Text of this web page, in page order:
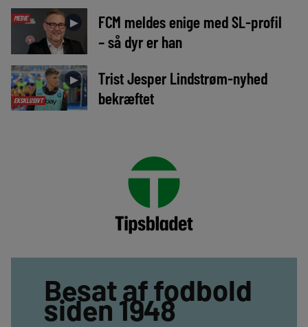
MEDIE ►
FCM meldes enige med SL-profil
– så dyr er han
EKSKLUSIVT
►
Trist Jesper Lindstrøm-nyhed
bekræftet
Besat af fodbold
siden 1948